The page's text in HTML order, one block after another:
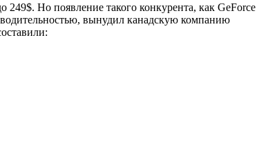
Но появление такого конкурента, как GeForce
вынудил канадскую компанию